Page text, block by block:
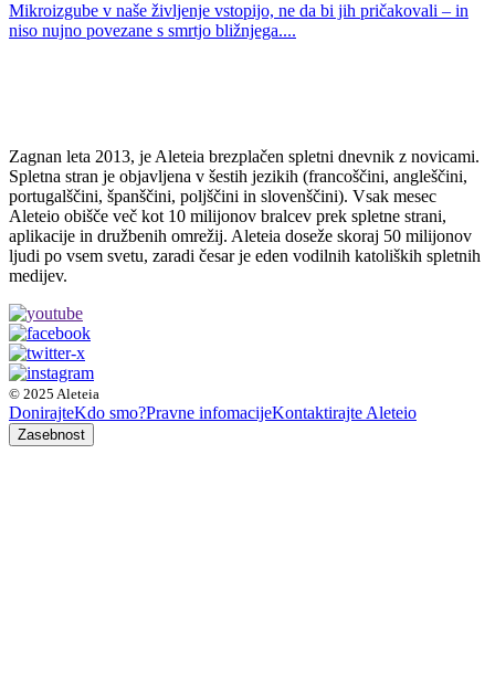
Mikroizgube v naše življenje vstopijo, ne da bi jih pričakovali – in
niso nujno povezane s smrtjo bližnjega....
Zagnan leta 2013, je Aleteia brezplačen spletni dnevnik z novicami.
Spletna stran je objavljena v šestih jezikih (francoščini, angleščini,
portugalščini, španščini, poljščini in slovenščini). Vsak mesec
Aleteio obišče več kot 10 milijonov bralcev prek spletne strani,
aplikacije in družbenih omrežij. Aleteia doseže skoraj 50 milijonov
ljudi po vsem svetu, zaradi česar je eden vodilnih katoliških spletnih
medijev.
© 2025 Aleteia
DonirajteKdo smo?Pravne infomacijeKontaktirajte Aleteio
Zasebnost